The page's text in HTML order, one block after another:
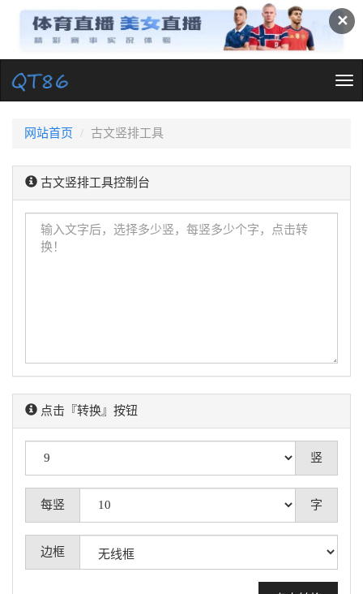
✕
网站首页 古文竖排工具
古文竖排工具控制台
点击『转换』按钮
竖
每竖 字
边框